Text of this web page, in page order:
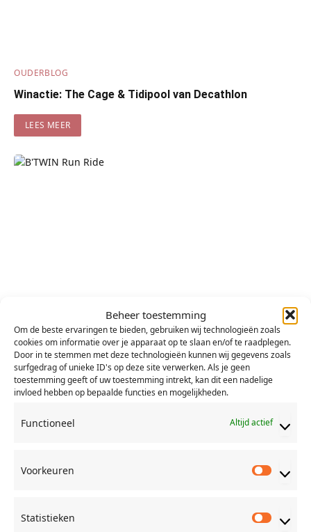
Beheer toestemming
Om de beste ervaringen te bieden, gebruiken wij technologieën zoals
cookies om informatie over je apparaat op te slaan en/of te raadplegen.
Door in te stemmen met deze technologieën kunnen wij gegevens zoals
surfgedrag of unieke ID's op deze site verwerken. Als je geen
toestemming geeft of uw toestemming intrekt, kan dit een nadelige
invloed hebben op bepaalde functies en mogelijkheden.
Functioneel Altijd actief
Voorkeuren
Statistieken
OUDERBLOG
Winactie: The Cage & Tidipool van Decathlon
LEES MEER
Getest: De B’TWIN Run Ride van Decathlon
LEES MEER